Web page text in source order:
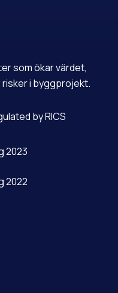
som ökar värdet,
i byggprojekt.
by RICS
2023
2022